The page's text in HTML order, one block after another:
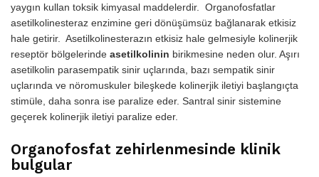
yaygın kullan toksik kimyasal maddelerdir. Organofosfatlar
asetilkolinesteraz enzimine geri dönüşümsüz bağlanarak etkisiz
hale getirir. Asetilkolinesterazın etkisiz hale gelmesiyle kolinerjik
reseptör bölgelerinde asetilkolinin birikmesine neden olur. Aşırı
asetilkolin parasempatik sinir uçlarında, bazı sempatik sinir
uçlarında ve nöromuskuler bileşkede kolinerjik iletiyi başlangıçta
stimüle, daha sonra ise paralize eder. Santral sinir sistemine
geçerek kolinerjik iletiyi paralize eder.
Organofosfat zehirlenmesinde klinik
bulgular